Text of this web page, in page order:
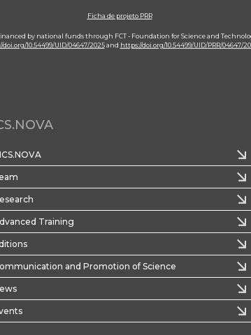
Ficha de projeto PRR
by national funds through FCT - Foundation for Science and
doi.org/10.54499/UID/04647/2025and https://doi.org/10.54499/UID/PRR/04647/
Training
and Promotion of Science